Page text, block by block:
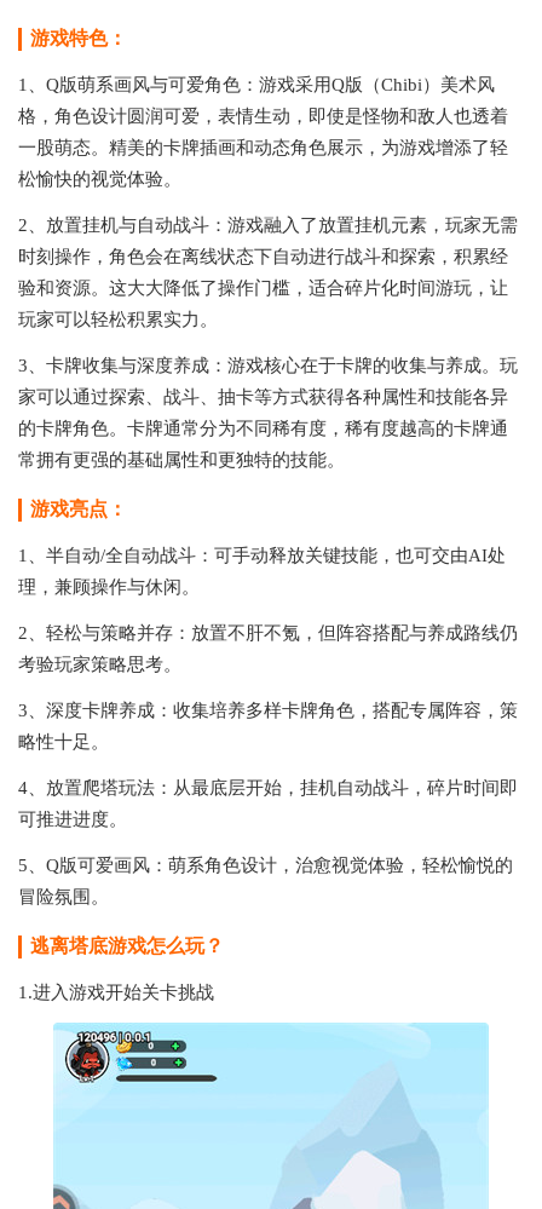
游戏特色：
1、Q版萌系画风与可爱角色：游戏采用Q版（Chibi）美术风
格，角色设计圆润可爱，表情生动，即使是怪物和敌人也透着
一股萌态。精美的卡牌插画和动态角色展示，为游戏增添了轻
松愉快的视觉体验。
2、放置挂机与自动战斗：游戏融入了放置挂机元素，玩家无需
时刻操作，角色会在离线状态下自动进行战斗和探索，积累经
验和资源。这大大降低了操作门槛，适合碎片化时间游玩，让
玩家可以轻松积累实力。
3、卡牌收集与深度养成：游戏核心在于卡牌的收集与养成。玩
家可以通过探索、战斗、抽卡等方式获得各种属性和技能各异
的卡牌角色。卡牌通常分为不同稀有度，稀有度越高的卡牌通
常拥有更强的基础属性和更独特的技能。
游戏亮点：
1、半自动/全自动战斗：可手动释放关键技能，也可交由AI处
理，兼顾操作与休闲。
2、轻松与策略并存：放置不肝不氪，但阵容搭配与养成路线仍
考验玩家策略思考。
3、深度卡牌养成：收集培养多样卡牌角色，搭配专属阵容，策
略性十足。
4、放置爬塔玩法：从最底层开始，挂机自动战斗，碎片时间即
可推进进度。
5、Q版可爱画风：萌系角色设计，治愈视觉体验，轻松愉悦的
冒险氛围。
逃离塔底游戏怎么玩？
1.进入游戏开始关卡挑战